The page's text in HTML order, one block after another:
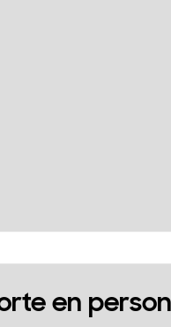
en